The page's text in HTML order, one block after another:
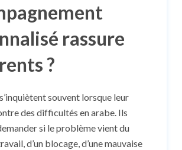
rassure
?
s’inquiètent souvent lorsque leur
des difficultés en arabe. Ils
si le problème vient du
d’un blocage, d’une mauvaise